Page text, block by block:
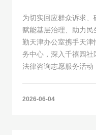
为切实回应群众诉求
赋能基层治理、助力
勤天津办公室携手天
务中心，深入千禧园
法律咨询志愿服务活动
2026-06-04